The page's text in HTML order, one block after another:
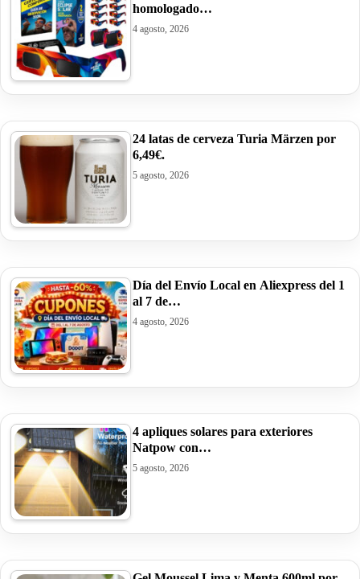
homologado…
4 agosto, 2026
24 latas de cerveza Turia Märzen por
6,49€.
5 agosto, 2026
Día del Envío Local en Aliexpress del 1
al 7 de…
4 agosto, 2026
4 apliques solares para exteriores
Natpow con…
5 agosto, 2026